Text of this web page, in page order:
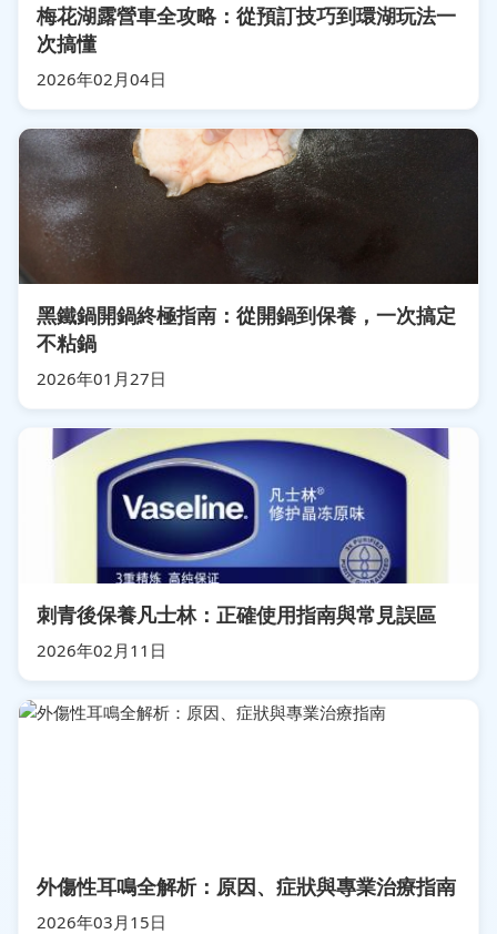
梅花湖露營車全攻略：從預訂技巧到環湖玩法一
次搞懂
2026年02月04日
黑鐵鍋開鍋終極指南：從開鍋到保養，一次搞定
不粘鍋
2026年01月27日
刺青後保養凡士林：正確使用指南與常見誤區
2026年02月11日
外傷性耳鳴全解析：原因、症狀與專業治療指南
2026年03月15日